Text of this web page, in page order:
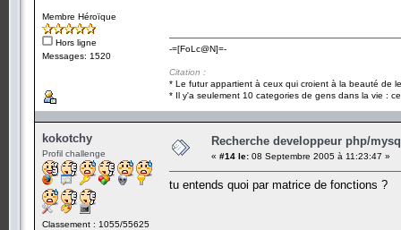
Membre Héroïque
Hors ligne
Messages: 1520
-=[FoLc@N]=-
Citation :
* Le futur appartient à ceux qui croient à la beauté de
* Il y'a seulement 10 categories de gens dans la vie :
kokotchy
Profil challenge
Classement : 1055/55625
Recherche developpeur php/
« #14 le: 08 Septembre 2005 à 11:23:47 »
tu entends quoi par matrice de fonctions ?